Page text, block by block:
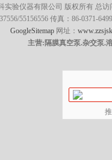
实验仪器有限公司 版权所有 总访
55156556 传真：86-0371-
GoogleSitemap 网址：
主营:隔膜真空泵.杂交泵.